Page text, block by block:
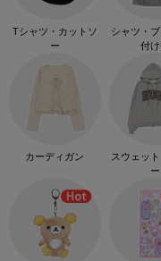
Tシャツ・カットソ
ー
シャツ・ブ
付
カーディガン
スウェッ
ー